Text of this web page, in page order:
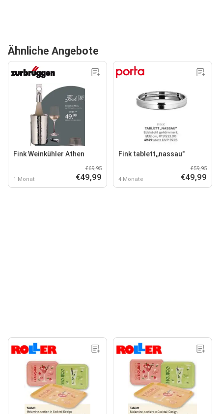
Ähnliche Angebote
Fink Weinkühler Athen
1 Monat
€69,95
€49,99
Fink tablett,,nassau"
4 Monate
€59,95
€49,99